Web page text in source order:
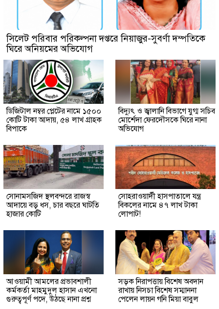
সিলেট পরিবার পরিকল্পনা দপ্তরে নিয়াজুর-সুবর্ণা দম্পতিকে
ঘিরে অনিয়মের অভিযোগ
ডিজিটাল নম্বর প্লেটের নামে ১৫০০
কোটি টাকা আদায়, ৫৪ লাখ গ্রাহক
বিপাকে
বিদ্যুৎ ও জ্বালানি বিভাগে যুগ্ম সচিব
মোর্শেদা ফেরদৌসকে ঘিরে নানা
অভিযোগ
সোনামসজিদ স্থলবন্দরে রাজস্ব
আদায়ে বড় ধস, চার বছরে ঘাটতি
হাজার কোটি
সোহরাওয়ার্দী হাসপাতালে যন্ত্র
বিকলের নামে ৪৭ লাখ টাকা
লোপাট!
আওয়ামী আমলের প্রভাবশালী
কর্মকর্তা মাহমুদুল হাসান এখনো
গুরুত্বপূর্ণ পদে, উঠছে নানা প্রশ্ন
সড়ক নিরাপত্তায় বিশেষ অবদান
রাখায় নিসচা বিশেষ সম্মাননা
পেলেন লায়ন গনি মিয়া বাবুল